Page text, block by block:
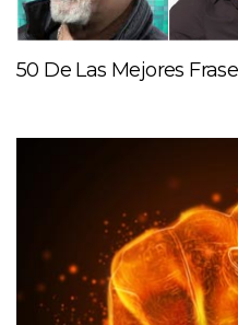
50 De Las Mejores